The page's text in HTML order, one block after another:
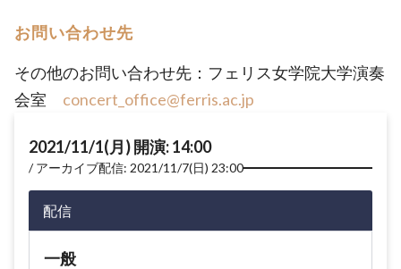
お問い合わせ先
その他のお問い合わせ先：フェリス女学院大学演奏
会室 concert_office@ferris.ac.jp
2021/11/1(月) 開演: 14:00
アーカイブ配信: 2021/11/7(日) 23:00
配信
一般